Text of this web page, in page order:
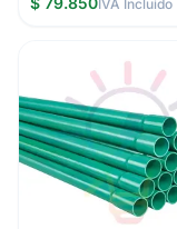
IVA Incluido